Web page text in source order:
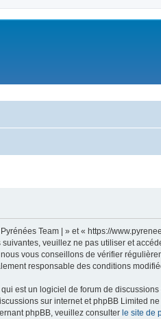
Team | » et « https://
veuillez ne pas utiliser et
vous conseillons de vérifier
responsable des conditions
est un logiciel de forum de
sur internet et phpBB Limited
phpBB, veuillez consulter le site de